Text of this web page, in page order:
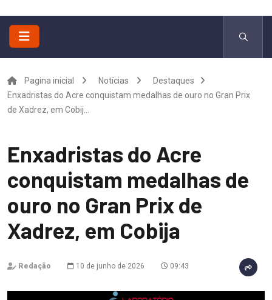
Pagina inicial Notícias
Destaques
Enxadristas do Acre conquistam medalhas de ouro no Gran Prix
de Xadrez, em Cobij...
Enxadristas do Acre
conquistam medalhas de
ouro no Gran Prix de
Xadrez, em Cobija
Redação 10 de junho de 2026 09:43